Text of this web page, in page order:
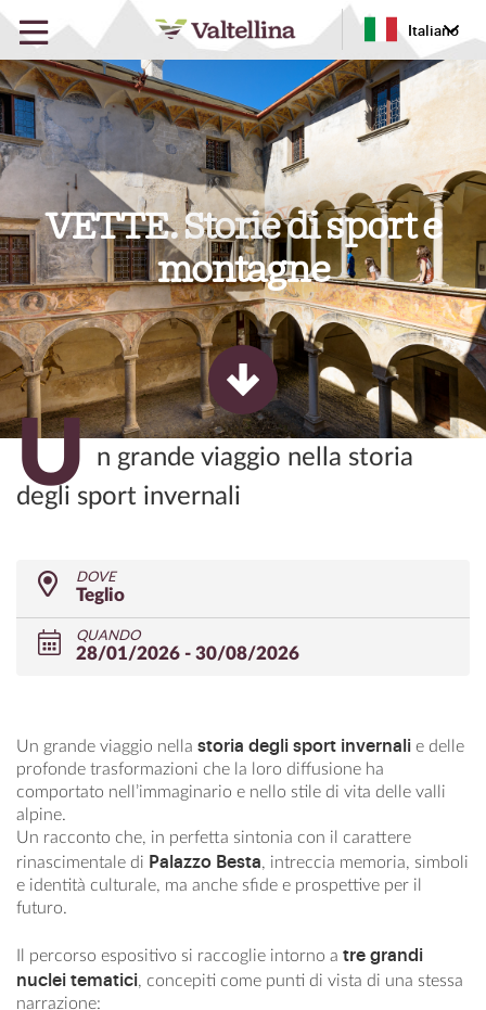
Italiano
VETTE. Storie di sport e
montagne
U n grande viaggio nella storia
degli sport invernali
DOVE
Teglio
QUANDO
28/01/2026 - 30/08/2026
Un grande viaggio nella storia degli sport invernali e delle
profonde trasformazioni che la loro diffusione ha
comportato nell’immaginario e nello stile di vita delle valli
alpine.
Un racconto che, in perfetta sintonia con il carattere
rinascimentale di Palazzo Besta, intreccia memoria, simboli
e identità culturale, ma anche sfide e prospettive per il
futuro.
Il percorso espositivo si raccoglie intorno a tre grandi
nuclei tematici, concepiti come punti di vista di una stessa
narrazione: